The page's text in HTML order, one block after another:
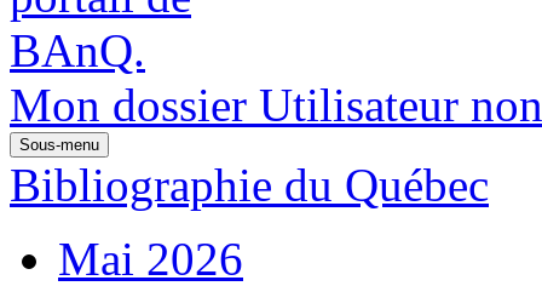
Mon dossier Utilisateur
Sous-menu
Bibliographie du Québec
Mai 2026